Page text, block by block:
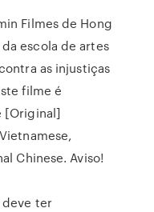
Filmes de Hong
escola de artes
as injustiças
filme é
[Original]
Chinese. Aviso!
ter